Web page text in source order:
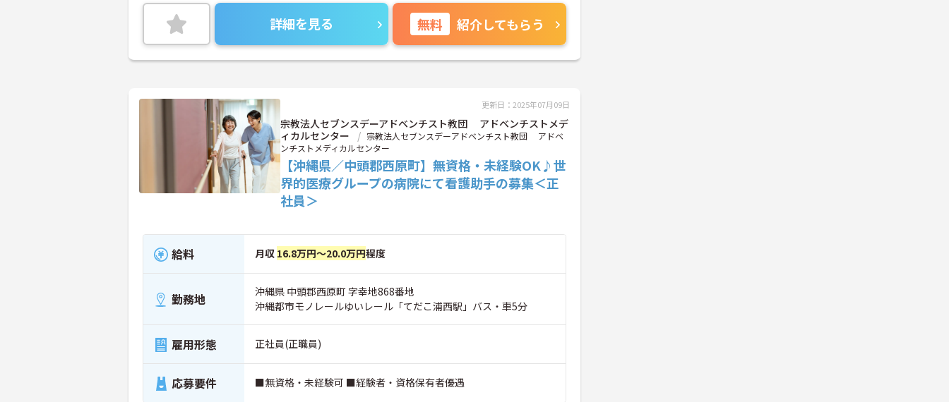
詳細を見る 無料 紹介してもらう
更新日：2025年07月09日
宗教法人セブンスデーアドベンチスト教団 アドベンチストメデ
ィカルセンター
宗教法人セブンスデーアドベンチスト教団 アドベ
ンチストメディカルセンター
【沖縄県／中頭郡西原町】無資格・未経験OK♪世
界的医療グループの病院にて看護助手の募集＜正
社員＞
給料 月収 16.8万円～20.0万円程度
勤務地
沖縄県 中頭郡西原町 字幸地868番地
沖縄都市モノレールゆいレール「てだこ浦西駅」バス・車5分
雇用形態 正社員(正職員)
応募要件 ■無資格・未経験可 ■経験者・資格保有者優遇